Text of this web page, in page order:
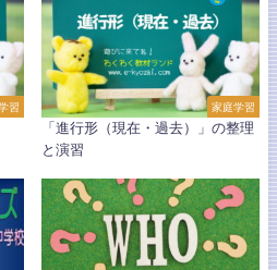
習 家庭学習
「進行形（現在・過去）」の整理
と演習